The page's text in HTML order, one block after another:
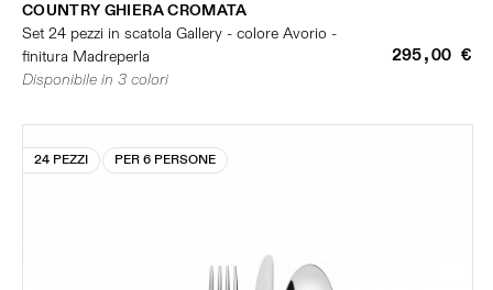
COUNTRY GHIERA CROMATA
Set 24 pezzi in scatola Gallery - colore Avorio -
finitura Madreperla
295,00 €
Disponibile in 3 colori
24 PEZZI PER 6 PERSONE